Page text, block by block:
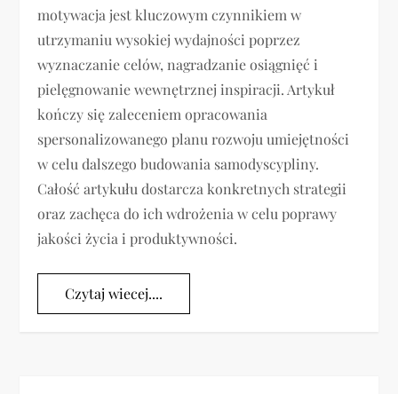
motywacja jest kluczowym czynnikiem w
utrzymaniu wysokiej wydajności poprzez
wyznaczanie celów, nagradzanie osiągnięć i
pielęgnowanie wewnętrznej inspiracji. Artykuł
kończy się zaleceniem opracowania
spersonalizowanego planu rozwoju umiejętności
w celu dalszego budowania samodyscypliny.
Całość artykułu dostarcza konkretnych strategii
oraz zachęca do ich wdrożenia w celu poprawy
jakości życia i produktywności.
Czytaj wiecej....